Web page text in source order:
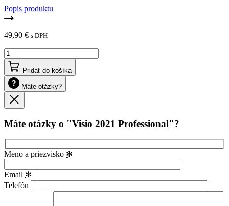
Popis produktu
49,90 € s DPH
množstvo
Visio
2021
Professional
Pridať do košíka
Máte otázky?
Zavrieť
Máte otázky o "Visio 2021 Professional"?
Meno a priezvisko ✻
Email ✻
Telefón